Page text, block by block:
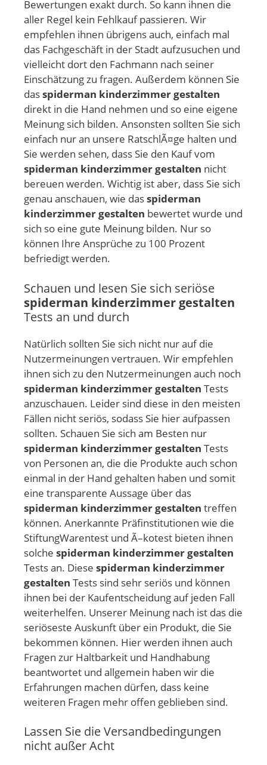
Bewertungen exakt durch. So kann ihnen die
aller Regel kein Fehlkauf passieren. Wir
empfehlen ihnen übrigens auch, einfach mal
das Fachgeschäft in der Stadt aufzusuchen und
vielleicht dort den Fachmann nach seiner
Einschätzung zu fragen. Außerdem können Sie
dasspiderman kinderzimmer gestalten
direkt in die Hand nehmen und so eine eigene
Meinung sich bilden. Ansonsten sollten Sie sich
einfach nur an unsere RatschlÃ¤ge halten und
Sie werden sehen, dass Sie den Kauf vom
spiderman kinderzimmer gestalten nicht
bereuen werden. Wichtig ist aber, dass Sie sich
genau anschauen, wie dasspiderman
kinderzimmer gestalten bewertet wurde und
sich so eine gute Meinung bilden. Nur so
können Ihre Ansprüche zu 100 Prozent
befriedigt werden.
Schauen und lesen Sie sich seriöse
spiderman kinderzimmer gestalten
Tests an und durch
Natürlich sollten Sie sich nicht nur auf die
Nutzermeinungen vertrauen. Wir empfehlen
ihnen sich zu den Nutzermeinungen auch noch
spiderman kinderzimmer gestalten Tests
anzuschauen. Leider sind diese in den meisten
Fällen nicht seriös, sodass Sie hier aufpassen
sollten. Schauen Sie sich am Besten nur
spiderman kinderzimmer gestalten Tests
von Personen an, die die Produkte auch schon
einmal in der Hand gehalten haben und somit
eine transparente Aussage über das
spiderman kinderzimmer gestalten treffen
können. Anerkannte Präfinstitutionen wie die
StiftungWarentest und Ã–kotest bieten ihnen
solche spiderman kinderzimmer gestalten
Tests an. Diese spiderman kinderzimmer
gestalten Tests sind sehr seriös und können
ihnen bei der Kaufentscheidung auf jeden Fall
weiterhelfen. Unserer Meinung nach ist das die
seriöseste Auskunft über ein Produkt, die Sie
bekommen können. Hier werden ihnen auch
Fragen zur Haltbarkeit und Handhabung
beantwortet und allgemein haben wir die
Erfahrungen machen dürfen, dass keine
weiteren Fragen mehr offen geblieben sind.
Lassen Sie die Versandbedingungen
nicht außer Acht